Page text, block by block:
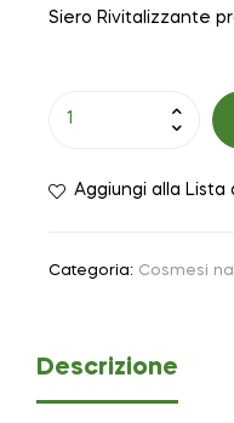
Siero Rivitalizzante
Aggiungi alla Lista
Categoria: Cosmesi
Descrizione